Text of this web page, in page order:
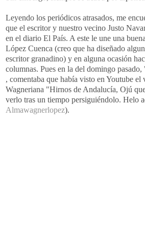
Leyendo los periódicos atrasados, me
que el escritor y nuestro vecino Justo
en el diario El País. A este le une una
López Cuenca (creo que ha diseñado
escritor granadino) y en alguna ocasión
columnas. Pues en la del domingo pasado,
, comentaba que había visto en Youtube el
Wagneriana "Hirnos de Andalucía, Ojú
verlo tras un tiempo persiguiéndolo. Helo
Almawagnerlopez).